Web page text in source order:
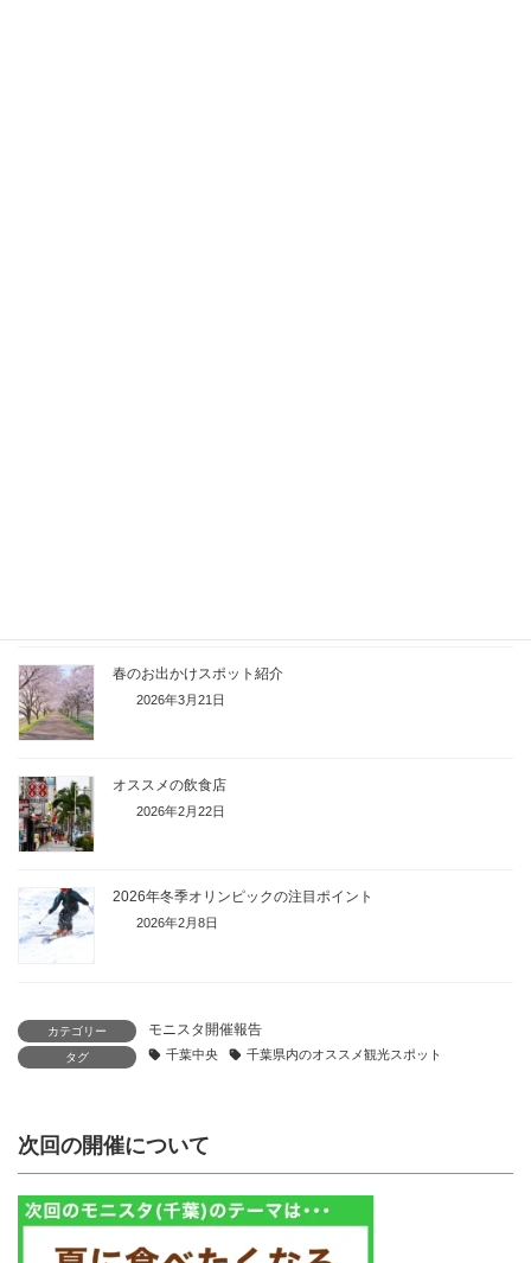
春のお出かけスポット紹介
2026年3月21日
オススメの飲食店
2026年2月22日
2026年冬季オリンピックの注目ポイント
2026年2月8日
カテゴリー モニスタ開催報告
タグ 千葉中央 千葉県内のオススメ観光スポット
次回の開催について